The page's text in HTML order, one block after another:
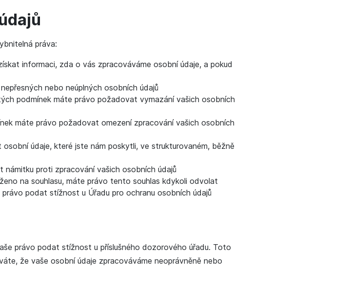
práva:
informaci, zda o vás zpracováváme osobní údaje, a pokud
nebo neúplných osobních údajů
podmínek máte právo požadovat vymazání vašich osobních
máte právo požadovat omezení zpracování vašich osobních
údaje, které jste nám poskytli, ve strukturovaném, běžně
proti zpracování vašich osobních údajů
na souhlasu, máte právo tento souhlas kdykoli odvolat
podat stížnost u Úřadu pro ochranu osobních údajů
právo podat stížnost u příslušného dozorového úřadu. Toto
že vaše osobní údaje zpracováváme neoprávněně nebo